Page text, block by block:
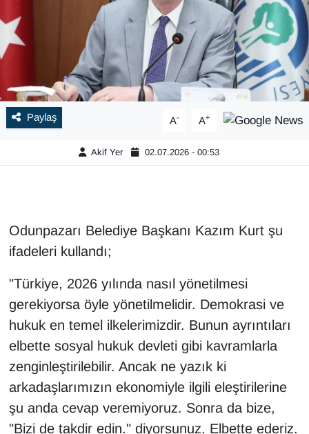
Paylaş A- A+
Akif Yer 02.07.2026 - 00:53
Odunpazarı Belediye Başkanı Kazım Kurt şu
ifadeleri kullandı;
"Türkiye, 2026 yılında nasıl yönetilmesi
gerekiyorsa öyle yönetilmelidir. Demokrasi ve
hukuk en temel ilkelerimizdir. Bunun ayrıntıları
elbette sosyal hukuk devleti gibi kavramlarla
zenginleştirilebilir. Ancak ne yazık ki
arkadaşlarımızın ekonomiyle ilgili eleştirilerine
şu anda cevap veremiyoruz. Sonra da bize,
"Bizi de takdir edin." diyorsunuz. Elbette ederiz.